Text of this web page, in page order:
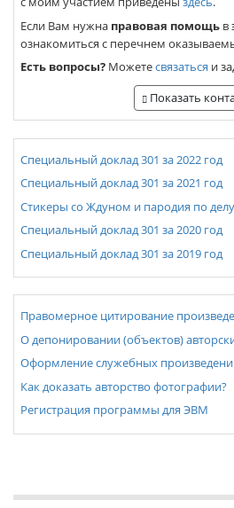
Если Вам нужна правовая помощьв
ознакомиться с перечнем
Есть вопросы?Можетесвязаться и
Показать
Специальный доклад 301 за 2022 год
Специальный доклад 301 за 2021 год
Стикеры со Ждуном и пародия по
Специальный доклад 301 за 2020 год
Специальный доклад 301 за 2019 год
Правомерное цитирование
О депонировании (объектов)
Оформление служебных
Как доказать авторство фотографии?
Регистрация программы для ЭВМ